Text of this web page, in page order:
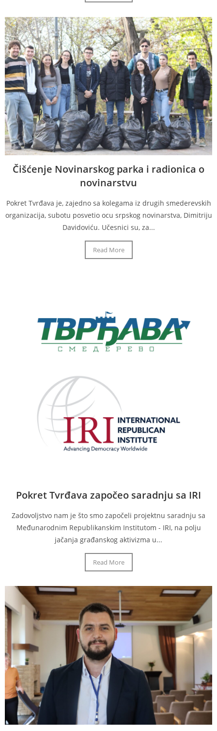
Čišćenje Novinarskog parka i radionica o
novinarstvu
Pokret Tvrđava je, zajedno sa kolegama iz drugih smederevskih
organizacija, subotu posvetio ocu srpskog novinarstva, Dimitriju
Davidoviću. Učesnici su, za...
Read More
Pokret Tvrđava započeo saradnju sa IRI
Zadovoljstvo nam je što smo započeli projektnu saradnju sa
Međunarodnim Republikanskim Institutom - IRI, na polju
jačanja građanskog aktivizma u...
Read More